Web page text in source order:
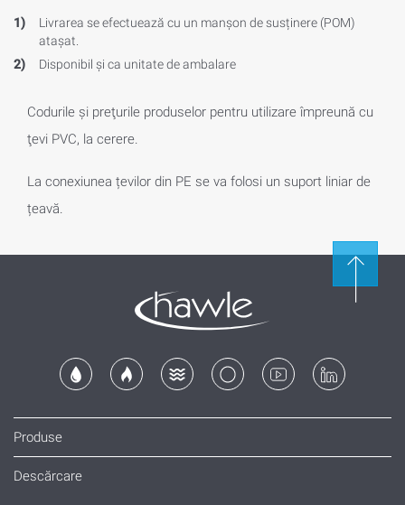
1)
Livrarea se efectuează cu un manșon de susținere (POM)
atașat.
2)
Disponibil și ca unitate de ambalare
Codurile şi preţurile produselor pentru utilizare împreună cu
ţevi PVC, la cerere.
La conexiunea țevilor din PE se va folosi un suport liniar de
țeavă.
Produse
Descărcare